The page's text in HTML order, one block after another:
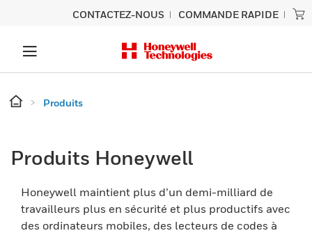
CONTACTEZ-NOUS COMMANDE RAPIDE
Produits
Produits Honeywell
Honeywell maintient plus d’un demi-milliard de
travailleurs plus en sécurité et plus productifs avec
des ordinateurs mobiles, des lecteurs de codes à